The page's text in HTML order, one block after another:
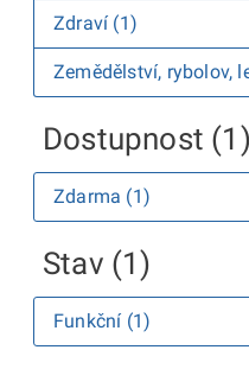
Zdraví (1)
Zemědělství, rybolov,
Dostupnost (1)
Zdarma (1)
Stav (1)
Funkční (1)